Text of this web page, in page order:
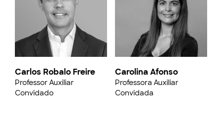
Carlos Robalo Freire
Professor Auxiliar
Convidado
Carolina Afonso
Professora Auxiliar
Convidada